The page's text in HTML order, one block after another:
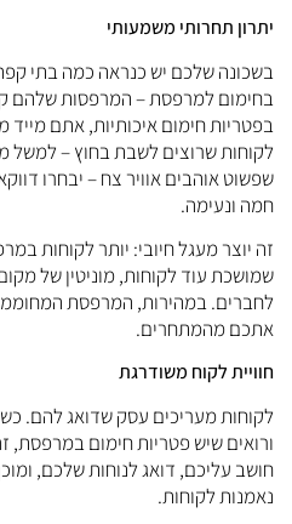
יתרון תחרותי משמעותי
בשכונה שלכם יש כנראה כמה בתי קפה.
בחימום למרפסת – המרפסות שלהם
בפטריות חימום איכותיות, אתם מייד
לקוחות שרוצים לשבת בחוץ – למשל
שפשוט אוהבים אוויר צח – יבחרו
חמה ונעימה.
זה יוצר מעגל חיובי: יותר לקוחות
שמושכת עוד לקוחות, מוניטין של מקום
לחברים. במהירות, המרפסת המחוממת
אתכם מהמתחרים.
חוויית לקוח משודרגת
לקוחות מעריכים עסק שדואג להם.
ורואים שיש פטריות חימום במרפסת,
חושב עליכם, דואג לנוחות שלכם, ומוכן
נאמנות לקוחות.